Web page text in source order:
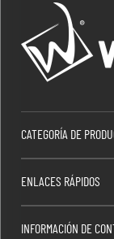
CATEGORÍA DE
ENLACES RÁPIDOS
INFORMACIÓN DE